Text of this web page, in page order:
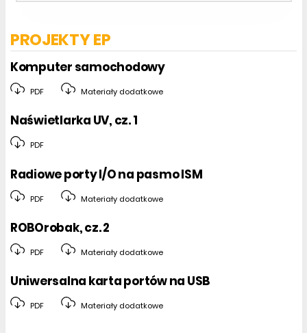
Projekty czytelników
Notatnik konstruktora
Kursy
Podzespoły
PROJEKTY EP
Komputer samochodowy
PDF Materiały dodatkowe
Naświetlarka UV, cz. 1
PDF
Radiowe porty I/O na pasmo ISM
PDF Materiały dodatkowe
ROBOrobak, cz. 2
PDF Materiały dodatkowe
Uniwersalna karta portów na USB
PDF Materiały dodatkowe